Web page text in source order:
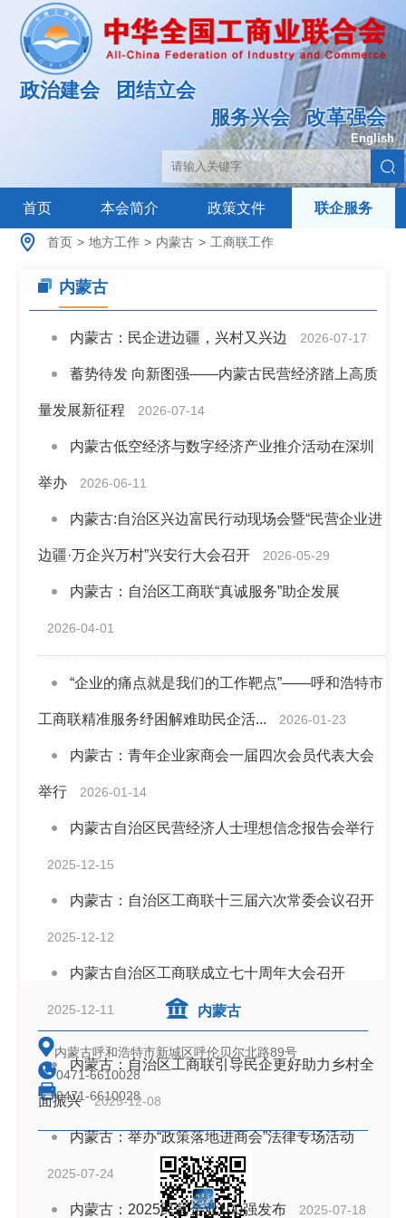
政治建会
团结立会
服务兴会 改革强会
English |
首页 本会简介 政策文件 联企服务
首页 > 地方工作 > 内蒙古 > 工商联工作
内蒙古
内蒙古：民企进边疆，兴村又兴边 2026-07-17
蓄势待发 向新图强——内蒙古民营经济踏上高质
量发展新征程 2026-07-14
内蒙古低空经济与数字经济产业推介活动在深圳
举办 2026-06-11
内蒙古:自治区兴边富民行动现场会暨“民营企业进
边疆·万企兴万村”兴安行大会召开 2026-05-29
内蒙古：自治区工商联“真诚服务”助企发展
2026-04-01
“企业的痛点就是我们的工作靶点”——呼和浩特市
工商联精准服务纾困解难助民企活... 2026-01-23
内蒙古：青年企业家商会一届四次会员代表大会
举行 2026-01-14
内蒙古自治区民营经济人士理想信念报告会举行
2025-12-15
内蒙古：自治区工商联十三届六次常委会议召开
2025-12-12
内蒙古自治区工商联成立七十周年大会召开
2025-12-11
内蒙古：自治区工商联引导民企更好助力乡村全
面振兴 2025-12-08
内蒙古：举办“政策落地进商会”法律专场活动
2025-07-24
内蒙古：2025民营企业100强发布 2025-07-18
内蒙古
内蒙古呼和浩特市新城区呼伦贝尔北路89号
0471-6610028
0471-6610028